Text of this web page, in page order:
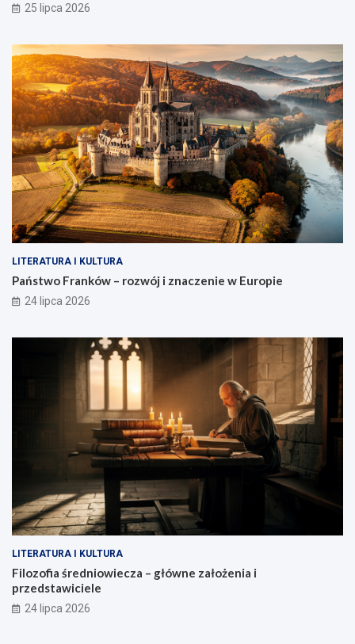
25 lipca 2026
LITERATURA I KULTURA
Państwo Franków – rozwój i znaczenie w Europie
24 lipca 2026
LITERATURA I KULTURA
Filozofia średniowiecza – główne założenia i
przedstawiciele
24 lipca 2026